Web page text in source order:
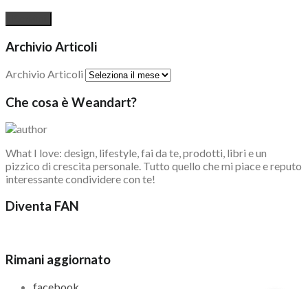
Archivio Articoli
Archivio Articoli
Che cosa è Weandart?
What I love: design, lifestyle, fai da te, prodotti, libri e un
pizzico di crescita personale. Tutto quello che mi piace e reputo
interessante condividere con te!
Diventa FAN
Rimani aggiornato